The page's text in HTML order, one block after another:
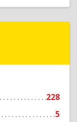
228
5
Подробнее